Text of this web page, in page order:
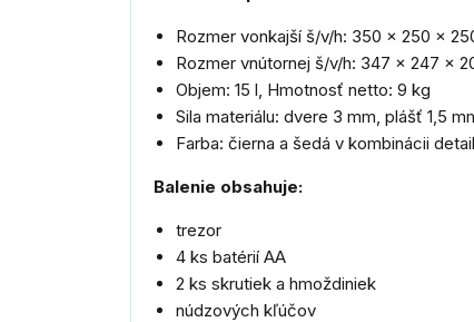
Rozmer vonkajší š/v/h: 350 x 250 x
Rozmer vnútornej š/v/h: 347 x 247 x
Objem: 15 l, Hmotnosť netto: 9 kg
Sila materiálu: dvere 3 mm, plášť 1,5
Farba: čierna a šedá v kombinácii
Balenie obsahuje:
trezor
4 ks batérií AA
2 ks skrutiek a hmoždiniek
núdzových kľúčov